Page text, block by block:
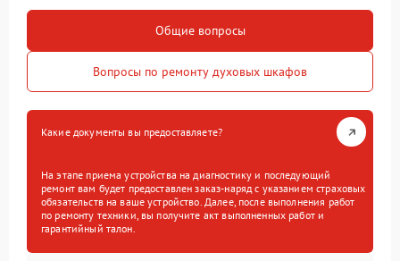
Общие вопросы
Вопросы по ремонту духовых шкафов
Какие документы вы предоставляете?
На этапе приема устройства на диагностику и последующий
ремонт вам будет предоставлен заказ-наряд с указанием страховых
обязательств на ваше устройство. Далее, после выполнения работ
по ремонту техники, вы получите акт выполненных работ и
гарантийный талон.